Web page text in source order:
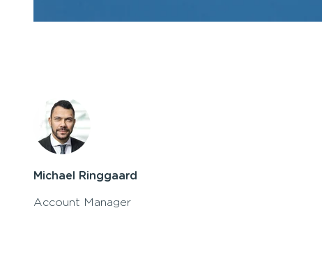
Michael Ringgaard
Account Manager